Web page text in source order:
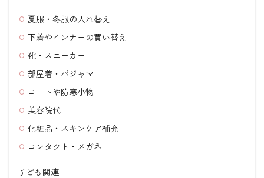
夏服・冬服の入れ替え
下着やインナーの買い替え
靴・スニーカー
部屋着・パジャマ
コートや防寒小物
美容院代
化粧品・スキンケア補充
コンタクト・メガネ
子ども関連